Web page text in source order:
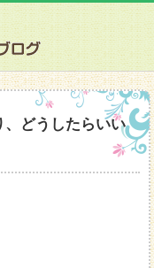
、どうしたらいい